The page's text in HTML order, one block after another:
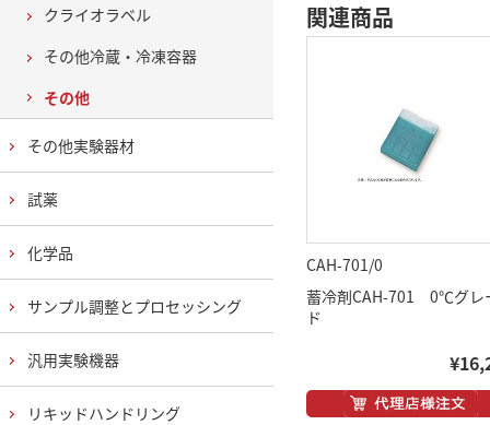
関連商品
CAH-701/0
蓄冷剤CAH-701 0℃グレ
ド
クライオラベル
その他冷蔵・冷凍容器
その他
その他実験器材
試薬
化学品
サンプル調整とプロセッシング
汎用実験機器
リキッドハンドリング